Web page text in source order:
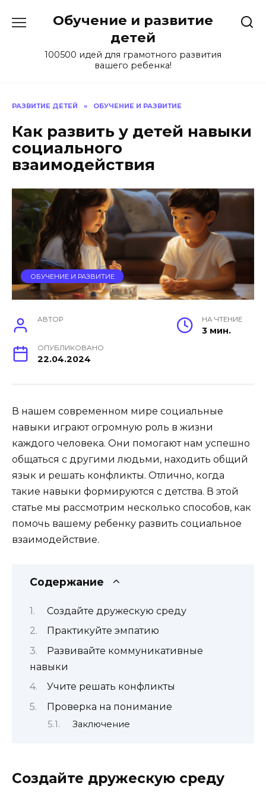
Обучение и развитие
детей
100500 идей для грамотного развития
вашего ребенка!
РАЗВИТИЕ ДЕТЕЙ » ОБУЧЕНИЕ И РАЗВИТИЕ
Как развить у детей навыки
социального
взаимодействия
ОБУЧЕНИЕ И РАЗВИТИЕ
АВТОР НА ЧТЕНИЕ
3 мин.
ОПУБЛИКОВАНО
22.04.2024
В нашем современном мире социальные
навыки играют огромную роль в жизни
каждого человека. Они помогают нам успешно
общаться с другими людьми, находить общий
язык и решать конфликты. Отлично, когда
такие навыки формируются с детства. В этой
статье мы рассмотрим несколько способов, как
помочь вашему ребенку развить социальное
взаимодействие.
Содержание
Создайте дружескую среду
Практикуйте эмпатию
Развивайте коммуникативные
навыки
Учите решать конфликты
Проверка на понимание
Заключение
Создайте дружескую среду